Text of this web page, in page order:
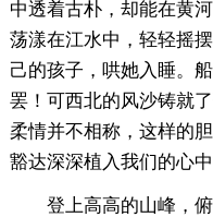
中透着古朴，却能在黄
荡漾在江水中，轻轻摇
己的孩子，哄她入睡。
罢！可西北的风沙铸就
柔情并不相称，这样的
豁达深深植入我们的心中
登上高高的山峰，俯